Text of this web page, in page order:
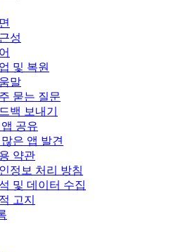
성
및 복원
말
묻는 질문
백 보내기
공유
은 앱 발견
약관
정보 처리 방침
및 데이터 수집
고지